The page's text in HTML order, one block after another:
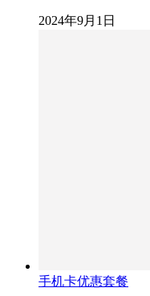
2024年9月1日
手机卡优惠套餐